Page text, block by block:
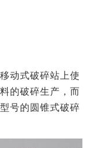
动式破碎站上使
的破碎生产，而
号的圆锥式破碎